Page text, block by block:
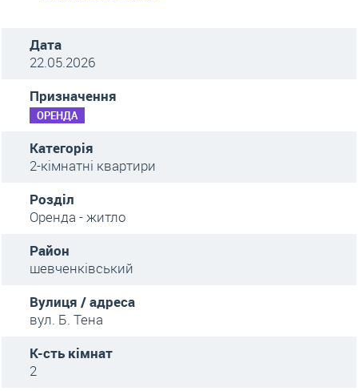
Дата
22.05.2026
Призначення
ОРЕНДА
Категорія
2-кімнатні квартири
Розділ
Оренда - житло
Район
шевченківський
Вулиця / адреса
вул. Б. Тена
К-сть кімнат
2